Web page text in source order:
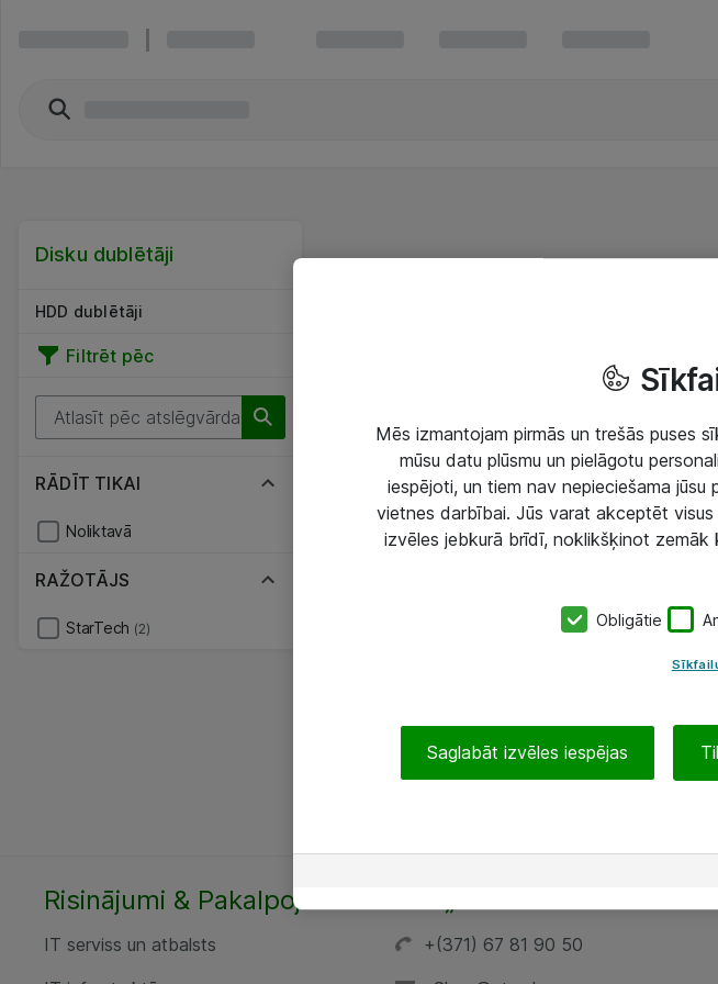
Disku dublētāji
HDD dublētāji
Filtrēt pēc
RĀDĪT TIKAI
Noliktavā
RAŽOTĀJS
StarTech (2)
Risinājumi & Pakalpojumi
IT serviss un atbalsts
+(371) 67 81 90 50
Mēs izmantojam pirmās un trešās puses
mūsu datu plūsmu un pielāgotu
iespējoti, un tiem nav nepieciešama jūsu
vietnes darbībai. Jūs varat akceptēt
izvēles jebkurā brīdī, noklikšķinot
Obligātie
Saglabāt izvēles iespējas